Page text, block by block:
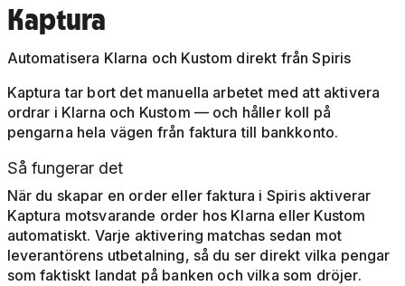
Kaptura
Automatisera Klarna och Kustom direkt från Spiris
Kaptura tar bort det manuella arbetet med att aktivera
ordrar i Klarna och Kustom — och håller koll på
pengarna hela vägen från faktura till bankkonto.
Så fungerar det
När du skapar en order eller faktura i Spiris aktiverar
Kaptura motsvarande order hos Klarna eller Kustom
automatiskt. Varje aktivering matchas sedan mot
leverantörens utbetalning, så du ser direkt vilka pengar
som faktiskt landat på banken och vilka som dröjer.